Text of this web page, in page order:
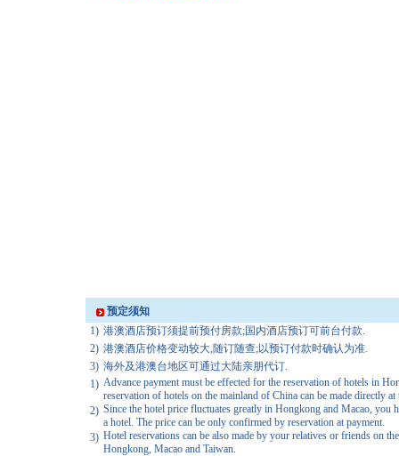
预定须知
1) 港澳酒店预订须提前预付房款;国内酒店预订可前台付款.
2) 港澳酒店价格变动较大,随订随查;以预订付款时确认为准.
3) 海外及港澳台地区可通过大陆亲朋代订.
1) Advance payment must be effected for the reservation of hotels in
reservation of hotels on the mainland of China can be made directly at
2) Since the hotel price fluctuates greatly in Hongkong and Macao, you
a hotel. The price can be only confirmed by reservation at payment.
3) Hotel reservations can be also made by your relatives or friends on
Hongkong, Macao and Taiwan.